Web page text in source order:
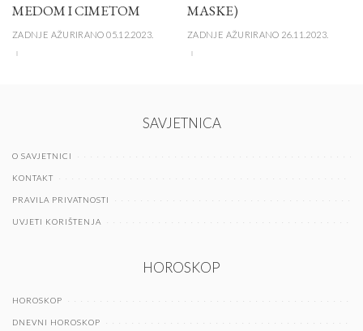
MEDOM I CIMETOM
ZADNJE AŽURIRANO 05.12.2023.
MASKE)
ZADNJE AŽURIRANO 26.11.2023.
SAVJETNICA
O SAVJETNICI
KONTAKT
PRAVILA PRIVATNOSTI
UVJETI KORIŠTENJA
HOROSKOP
HOROSKOP
DNEVNI HOROSKOP